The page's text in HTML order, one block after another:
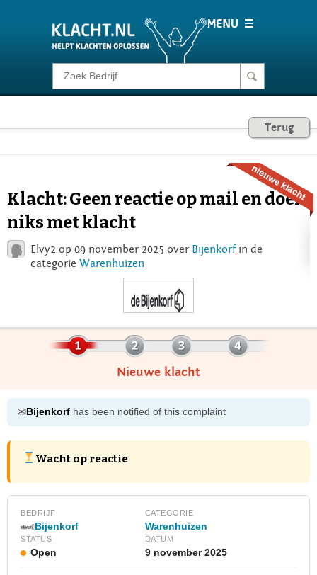
Klacht melden
Consumentenrecht
Voor Bedrijven
Login
Terug
Klacht: Geen reactie op mail en doen
niks met klacht
Elvy2 op 09 november 2025 over Bijenkorfin de
categorie Warenhuizen
Nieuwe klacht
✉Bijenkorf has been notified of this complaint
Wacht op reactie
BEDRIJF
Bijenkorf
CATEGORIE
Warenhuizen
STATUS
Open
DATUM
9 november 2025